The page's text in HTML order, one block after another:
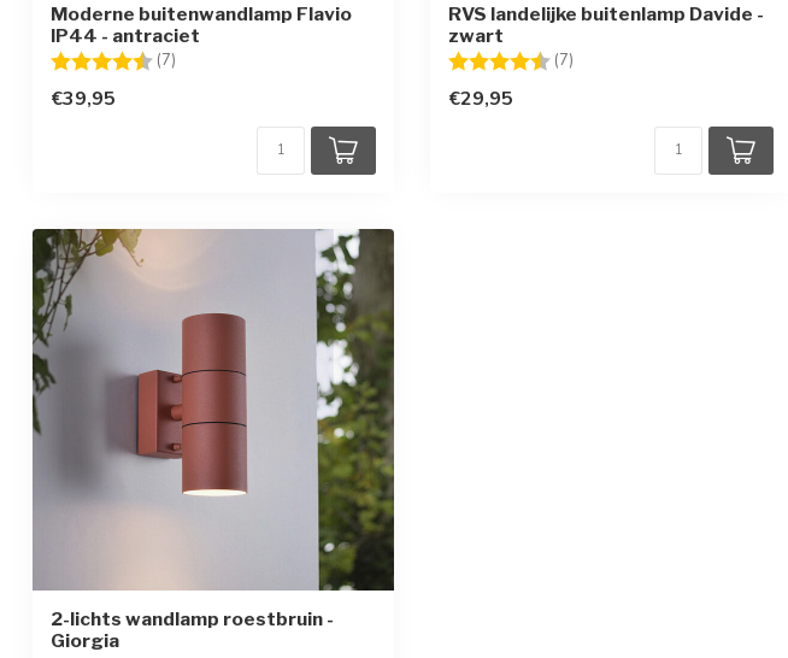
Moderne buitenwandlamp Flavio
IP44 - antraciet
Beoordeling: (7)
€39,95
RVS landelijke buitenlamp Davide -
zwart
Beoordeling: (7)
€29,95
2-lichts wandlamp roestbruin -
Giorgia